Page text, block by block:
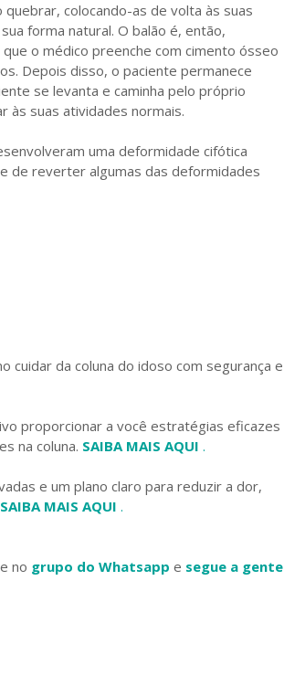
colocando-as de volta às suas
forma natural. O balão é, então,
o médico preenche com cimento ósseo
Depois disso, o paciente permanece
se levanta e caminha pelo próprio
às suas atividades normais.
uma deformidade cifótica
de reverter algumas das deformidades
cuidar da coluna do idoso com segurança e
proporcionar a você estratégias eficazes
na coluna. SAIBA MAIS AQUI .
e um plano claro para reduzir a dor,
SAIBA MAIS AQUI .
no grupo do Whatsapp e segue a gente